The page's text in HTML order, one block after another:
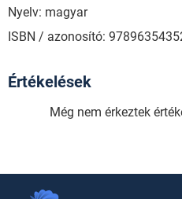
Nyelv: magyar
ISBN / azonosító:
Értékelések
Még nem érkeztek